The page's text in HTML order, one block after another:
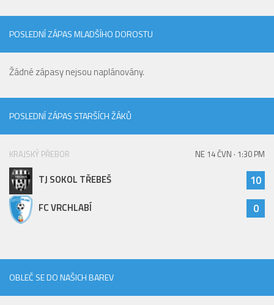
POSLEDNÍ ZÁPAS MLADŠÍHO DOROSTU
Žádné zápasy nejsou naplánovány.
POSLEDNÍ ZÁPAS STARŠÍCH ŽÁKŮ
KRAJSKÝ PŘEBOR NE 14 ČVN · 1:30 PM
TJ SOKOL TŘEBEŠ 10
FC VRCHLABÍ 0
OBLEČ SE DO NAŠICH BAREV